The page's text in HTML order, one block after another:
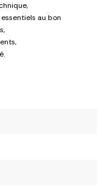
au bon